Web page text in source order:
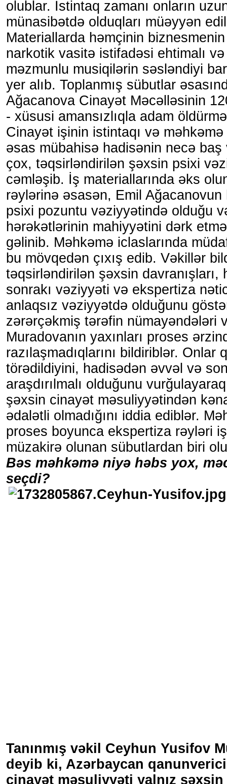
olublar. İstintaq zamanı onların
münasibətdə olduqları müəyyən
Materiallarda həmçinin
narkotik vasitə istifadəsi ehtimalı
məzmunlu musiqilərin səsləndiyi
yer alıb. Toplanmış sübutlar
Ağacanova Cinayət Məcəlləsinin
- xüsusi amansızlıqla adam
Cinayət işinin istintaqı və məhkəmə
əsas mübahisə hadisənin necə baş
çox, təqsirləndirilən şəxsin psixi
cəmləşib. İş materiallarında əks
rəylərinə əsasən, Emil Ağacanovun
psixi pozuntu vəziyyətində olduğu
hərəkətlərinin mahiyyətini dərk
gəlinib. Məhkəmə iclaslarında
bu mövqedən çıxış edib. Vəkillər
təqsirləndirilən şəxsin davranışları,
sonrakı vəziyyəti və ekspertiza
anlaqsız vəziyyətdə olduğunu
zərərçəkmiş tərəfin nümayəndələri
Muradovanın yaxınları proses
razılaşmadıqlarını bildiriblər. Onlar
törədildiyini, hadisədən əvvəl və
araşdırılmalı olduğunu
şəxsin cinayət məsuliyyətindən
ədalətli olmadığını iddia ediblər.
proses boyunca ekspertiza rəyləri
müzakirə olunan sübutlardan biri
Bəs məhkəmə niyə həbs yox,
seçdi?
Tanınmış vəkil Ceyhun Yusifov
deyib ki, Azərbaycan
cinayət məsuliyyəti yalnız